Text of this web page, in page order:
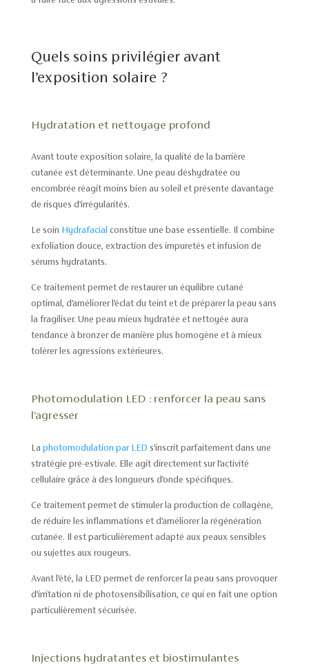
Quels soins privilégier avant
l’exposition solaire ?
Hydratation et nettoyage profond
Avant toute exposition solaire, la qualité de la barrière
cutanée est déterminante. Une peau déshydratée ou
encombrée réagit moins bien au soleil et présente davantage
de risques d’irrégularités.
Le soin Hydrafacial constitue une base essentielle. Il combine
exfoliation douce, extraction des impuretés et infusion de
sérums hydratants.
Ce traitement permet de restaurer un équilibre cutané
optimal, d’améliorer l’éclat du teint et de préparer la peau sans
la fragiliser. Une peau mieux hydratée et nettoyée aura
tendance à bronzer de manière plus homogène et à mieux
tolérer les agressions extérieures.
Photomodulation LED : renforcer la peau sans
l’agresser
La photomodulation par LED s’inscrit parfaitement dans une
stratégie pré-estivale. Elle agit directement sur l’activité
cellulaire grâce à des longueurs d’onde spécifiques.
Ce traitement permet de stimuler la production de collagène,
de réduire les inflammations et d’améliorer la régénération
cutanée. Il est particulièrement adapté aux peaux sensibles
ou sujettes aux rougeurs.
Avant l’été, la LED permet de renforcer la peau sans provoquer
d’irritation ni de photosensibilisation, ce qui en fait une option
particulièrement sécurisée.
Injections hydratantes et biostimulantes